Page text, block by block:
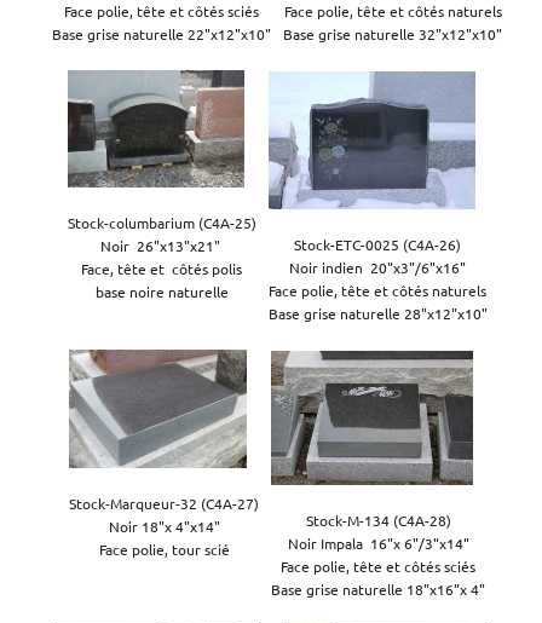
Face polie, tête et côtés sciés
Base grise naturelle 22"x12"x10"
Face polie, tête et côtés naturels
Base grise naturelle 32"x12"x10"
Stock-columbarium (C4A-25)
Noir  26"x13"x21"
Face, tête et  côtés polis
base noire naturelle
Stock-ETC-0025 (C4A-26)
Noir indien  20"x3"/6"x16"
Face polie, tête et côtés naturels
Base grise naturelle 28"x12"x10"
Stock-Marqueur-32 (C4A-27)
Noir 18"x 4"x14"
Face polie, tour scié
Stock-M-134 (C4A-28)
Noir Impala  16"x 6"/3"x14"
Face polie, tête et côtés sciés
Base grise naturelle 18"x16"x 4"